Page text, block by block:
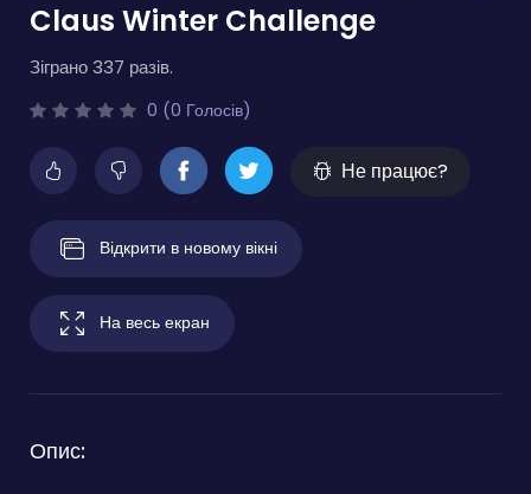
Claus Winter Challenge
Зіграно 337 разів.
0 (0 Голосів)
Не працює?
Відкрити в новому вікні
На весь екран
Опис: